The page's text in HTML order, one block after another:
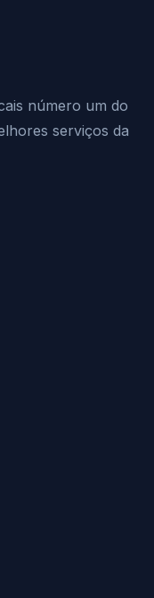
número um do
serviços da